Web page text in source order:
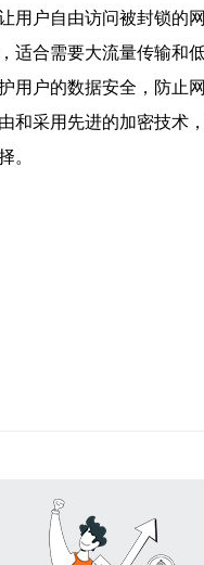
用户自由访问被封锁的网
合需要大流量传输和
户的数据安全，防止网
采用先进的加密技
。